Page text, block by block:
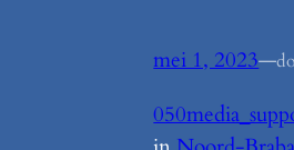
mei 1, 2023—